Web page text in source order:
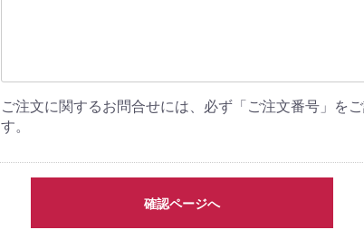
ご注文に関するお問合せには、必ず「ご注文番号」を
す。
確認ページへ